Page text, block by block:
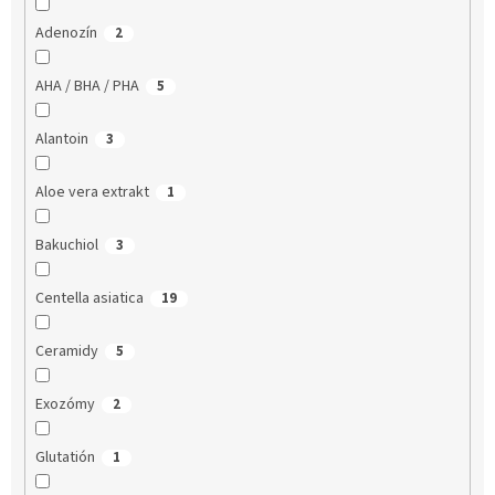
Adenozín 2
AHA / BHA / PHA 5
Alantoin 3
Aloe vera extrakt 1
Bakuchiol 3
Centella asiatica 19
Ceramidy 5
Exozómy 2
Glutatión 1